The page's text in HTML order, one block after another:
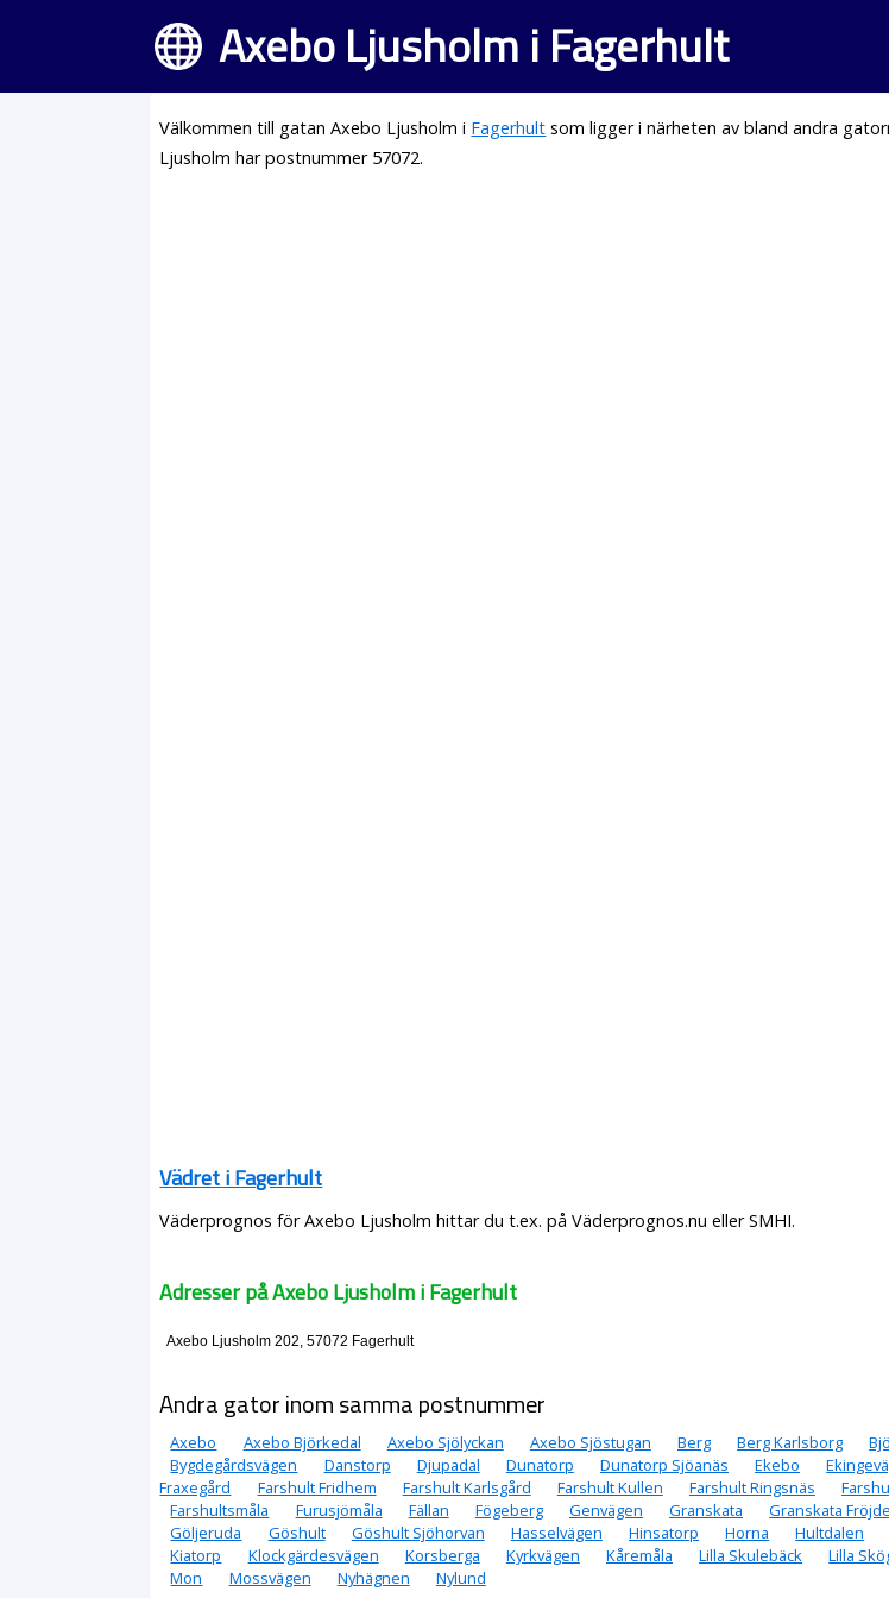
Axebo Ljusholm i Fagerhult
Välkommen till gatan Axebo Ljusholm i Fagerhult som ligger i närheten av bland andra
Ljusholm har postnummer 57072.
Vädret i Fagerhult
Väderprognos för Axebo Ljusholm hittar du t.ex. på Väderprognos.nu eller SMHI.
Adresser på Axebo Ljusholm i Fagerhult
Axebo Ljusholm 202, 57072 Fagerhult
Andra gator inom samma postnummer
Axebo Axebo Björkedal Axebo Sjölyckan Axebo Sjöstugan Berg Berg Karlsborg
Bygdegårdsvägen
Danstorp Djupadal Dunatorp Dunatorp Sjöanäs Ekebo
Fraxegård
Farshult Fridhem Farshult Karlsgård Farshult Kullen Farshult Ringsnäs
Farshultsmåla
Furusjömåla Fällan Fögeberg Genvägen Granskata Granskata
Göljeruda
Göshult Göshult Sjöhorvan Hasselvägen Hinsatorp Horna Hultdalen
Kiatorp
Klockgärdesvägen Korsberga Kyrkvägen Kåremåla Lilla Skulebäck Lilla
Mon
Mossvägen Nyhägnen Nylund